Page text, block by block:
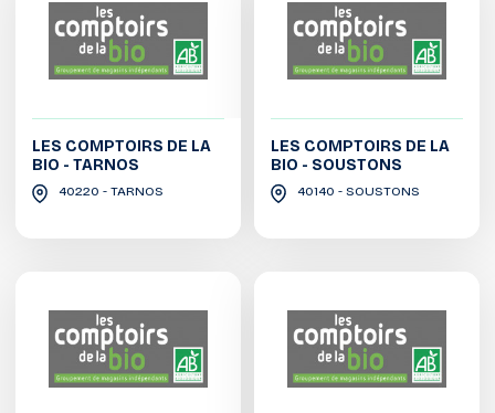
LES COMPTOIRS DE LA
BIO - TARNOS
40220 - TARNOS
LES COMPTOIRS DE LA
BIO - SOUSTONS
40140 - SOUSTONS